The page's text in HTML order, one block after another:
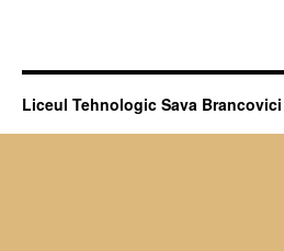
Liceul Tehnologic Sava